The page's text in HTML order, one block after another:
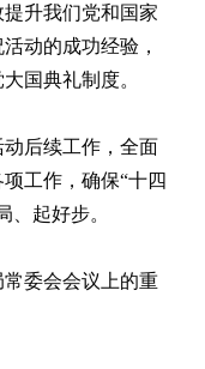
升我们党和国家
动的成功经验，
国典礼制度。
后续工作，全面
工作，确保“十四
、起好步。
委会会议上的重